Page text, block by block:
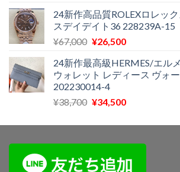
し
た。
で
す。
価
格
は
で
し
た。
の
価
格
¥8,800
で
24新作高品質ROLEXロレッ
スデイデイト36 228239A-15
¥67,000 元
価
格
は
¥67,000
し
¥26,500現
の
価
は
で
24新作最高級HERMES/エル
ウォレット レディース ヴォ
202230014-4
¥38,700 元
価
¥38,700
¥34,500現
の
は